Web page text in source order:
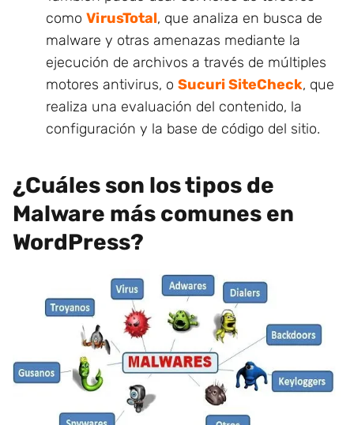
como VirusTotal, que analiza en busca de
malware y otras amenazas mediante la
ejecución de archivos a través de múltiples
motores antivirus, o Sucuri SiteCheck, que
realiza una evaluación del contenido, la
configuración y la base de código del sitio.
¿Cuáles son los tipos de
Malware más comunes en
WordPress?